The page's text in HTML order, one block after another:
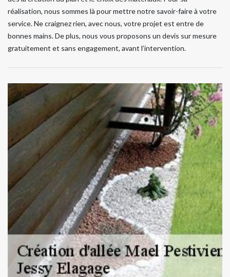
réalisation, nous sommes là pour mettre notre savoir-faire à votre
service. Ne craignez rien, avec nous, votre projet est entre de
bonnes mains. De plus, nous vous proposons un devis sur mesure
gratuitement et sans engagement, avant l’intervention.